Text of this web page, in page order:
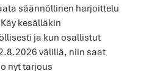
säännöllinen harjoittelu
kesälläkin
ja kun osallistut
välillä, niin saat
nyt tarjous